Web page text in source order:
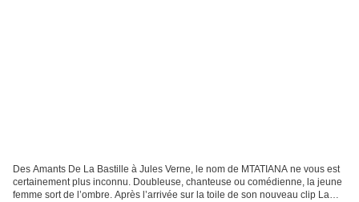
Des Amants De La Bastille à Jules Verne, le nom de MTATIANA ne vous est
certainement plus inconnu. Doubleuse, chanteuse ou comédienne, la jeune
femme sort de l’ombre. Après l’arrivée sur la toile de son nouveau clip La